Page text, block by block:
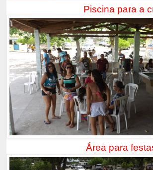
Piscina para a
Área para